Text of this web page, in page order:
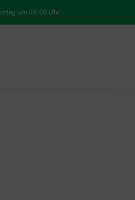
um 08:00 Uhr